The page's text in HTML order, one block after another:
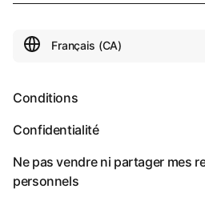
Conditions
Confidentialité
Ne pas vendre ni partager mes
personnels